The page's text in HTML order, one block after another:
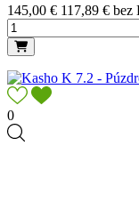
Cena
145,00 € 117,89 € bez
0